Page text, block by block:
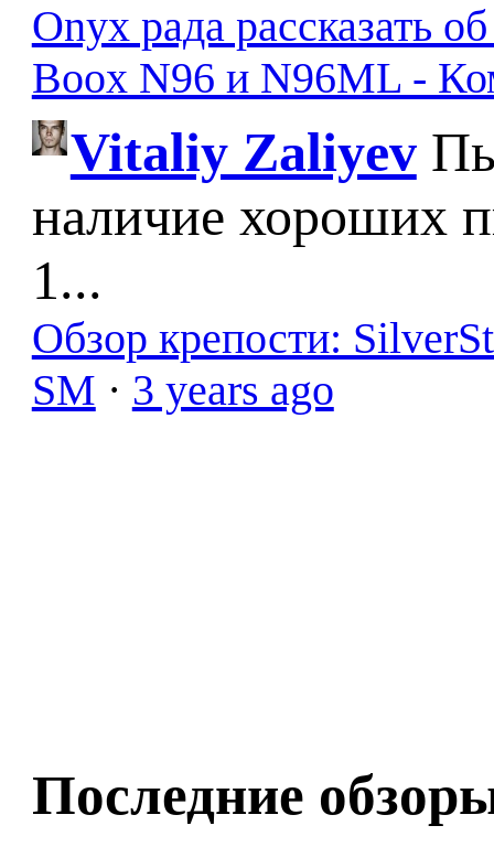
Onyx рада рассказать
Boox N96 и N96ML -
Vitaliy Zaliyev
наличие хороших
1...
Обзор крепости:
SM · 3 years ago
Последние